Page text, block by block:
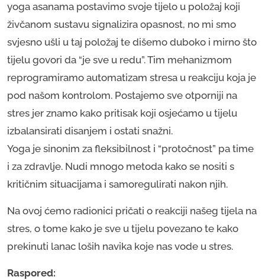
yoga asanama postavimo svoje tijelo u položaj koji
živčanom sustavu signalizira opasnost, no mi smo
svjesno ušli u taj položaj te dišemo duboko i mirno što
tijelu govori da “je sve u redu”. Tim mehanizmom
reprogramiramo automatizam stresa u reakciju koja je
pod našom kontrolom. Postajemo sve otporniji na
stres jer znamo kako pritisak koji osjećamo u tijelu
izbalansirati disanjem i ostati snažni.
Yoga je sinonim za fleksibilnost i “protočnost” pa time
i za zdravlje. Nudi mnogo metoda kako se nositi s
kritičnim situacijama i samoregulirati nakon njih.
Na ovoj ćemo radionici pričati o reakciji našeg tijela na
stres, o tome kako je sve u tijelu povezano te kako
prekinuti lanac loših navika koje nas vode u stres.
Raspored: